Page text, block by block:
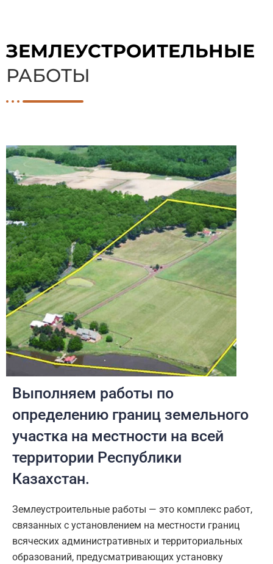
ЗЕМЛЕУСТРОИТЕЛЬНЫЕ
РАБОТЫ
Выполняем работы по
определению границ земельного
участка на местности на всей
территории Республики
Казахстан.
Землеустроительные работы — это комплекс работ,
связанных с установлением на местности границ
всяческих административных и территориальных
образований, предусматривающих установку